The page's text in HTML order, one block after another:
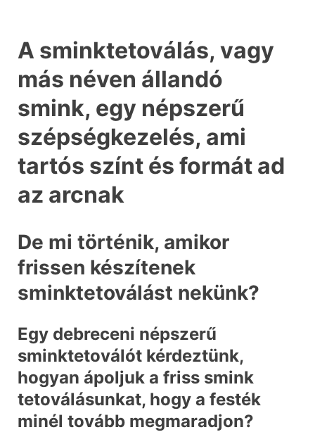
A sminktetoválás, vagy
más néven állandó
smink, egy népszerű
szépségkezelés, ami
tartós színt és formát ad
az arcnak
De mi történik, amikor
frissen készítenek
sminktetoválást nekünk?
Egy debreceni népszerű
sminktetoválót kérdeztünk,
hogyan ápoljuk a friss smink
tetoválásunkat, hogy a festék
minél tovább megmaradjon?